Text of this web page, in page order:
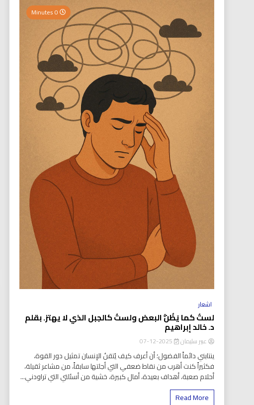
اشعار
لستُ كما يَظُنُّ البعض ولستُ كالجبل الذي لا يهتز. بقلم
د. خالد إبراهيم
عبير سليمان
ينتابني دائماً الفضول؛ أن أعرف كيف يُتقنُ الإنسان تمثيل دور القوة،
فكثيراً كنت أهرب من نقاط ضعفي التي أجلتها سابقاً، من مشاعر ثقيلة،
أحلام صعبة، أهداف بعيدة، أمال كبيرة، خشية من أسئلتي التي تراودني...
Read More